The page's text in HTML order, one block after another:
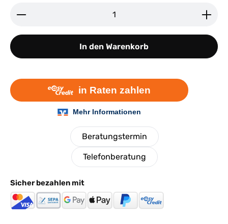
Produkt Anzahl: Gib den gewünschten Wert ein
In den Warenkorb
Beratungstermin
Telefonberatung
Sicher bezahlen mit